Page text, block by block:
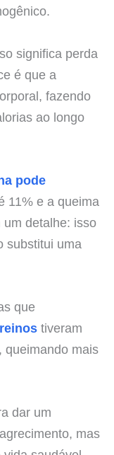
significa perda
é que a
fazendo
ao longo
pode
11% e a queima
detalhe: isso
substitui uma
que
tiveram
queimando mais
dar um
mas